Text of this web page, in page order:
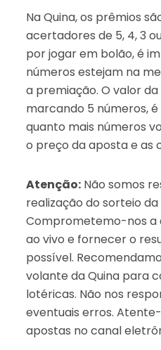
Na Quina, os prêmios
acertadores de 5, 4, 3
por jogar em bolão, é
números estejam na
a premiação. O valor
marcando 5 números, é
quanto mais números
o preço da aposta e as
Atenção:Não somos
realização do sorteio da
Comprometemo-nos a
ao vivo e fornecer o
possível.
volante da Quina para
lotéricas. Não nos
eventuais erros.
apostas no canal